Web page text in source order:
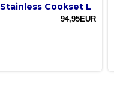
Stainless Cookset L
94,95EUR